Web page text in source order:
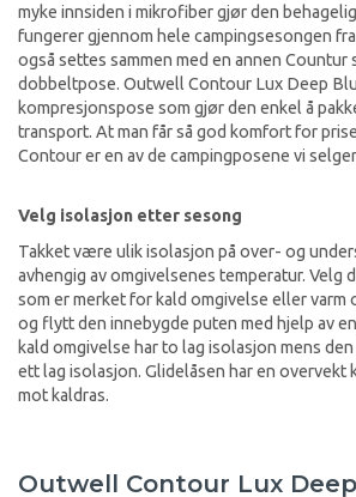
myke innsiden i mikrofiber gjør den
fungerer gjennom hele campingsesongen
også settes sammen med en annen Countur
dobbeltpose. Outwell Contour Lux Deep
kompresjonspose som gjør den enkel å
transport. At man får så god komfort for
Contour er en av de campingposene vi
Velg isolasjon etter sesong
Takket være ulik isolasjon på over- og
avhengig av omgivelsenes temperatur. Velg
som er merket for kald omgivelse eller varm
og flytt den innebygde puten med hjelp av
kald omgivelse har to lag isolasjon mens
ett lag isolasjon. Glidelåsen har en overvekt
mot kaldras.
Outwell Contour Lux